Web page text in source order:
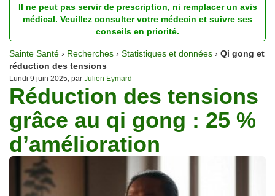
Dossiers
Homéopathie
Nutrition
Pathologie
Psychologie
Recherches
Traitements
Il ne peut pas servir de prescription, ni remplacer un avis
médical. Veuillez consulter votre médecin et suivre ses
conseils en priorité.
Sainte Santé › Recherches › Statistiques et données › Qi gong et
réduction des tensions
Lundi 9 juin 2025, par Julien Eymard
Réduction des tensions
grâce au qi gong : 25 %
d’amélioration